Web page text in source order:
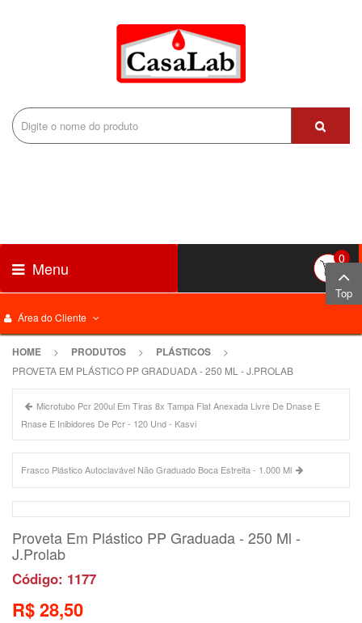
Área do Cliente
Menu 0
HOME > PRODUTOS > PLÁSTICOS
>
PROVETA EM PLÁSTICO PP GRADUADA - 250 ML - J.PROLAB
Microtubo Pcr 200ul Em Tiras 8x Tampa Flat Anexada Livre De Dnase E
Rnase E Inibidores De Pcr - 120 Und - Kasvi
Frasco Plástico Autoclavável Não Graduado Boca Estreita - 1.000 Ml
Proveta Em Plástico PP Graduada - 250 Ml -
J.Prolab
Código: 1177
R$ 28,50
Top